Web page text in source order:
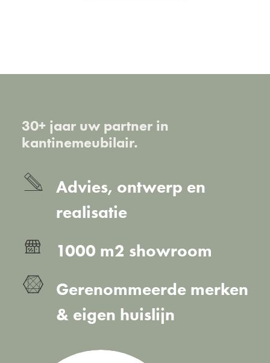
30+ jaar uw partner in
kantinemeubilair.
Advies, ontwerp en
realisatie
1000 m2 showroom
Gerenommeerde merken
& eigen huislijn